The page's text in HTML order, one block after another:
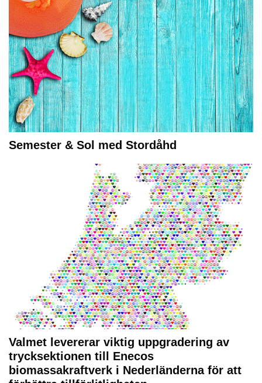
Semester & Sol med Stordåhd
Valmet levererar viktig uppgradering av
trycksektionen till Enecos
biomassakraftverk i Nederländerna för att